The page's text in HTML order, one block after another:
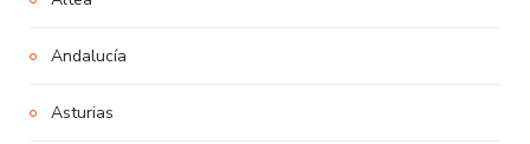
Andalucía
Asturias